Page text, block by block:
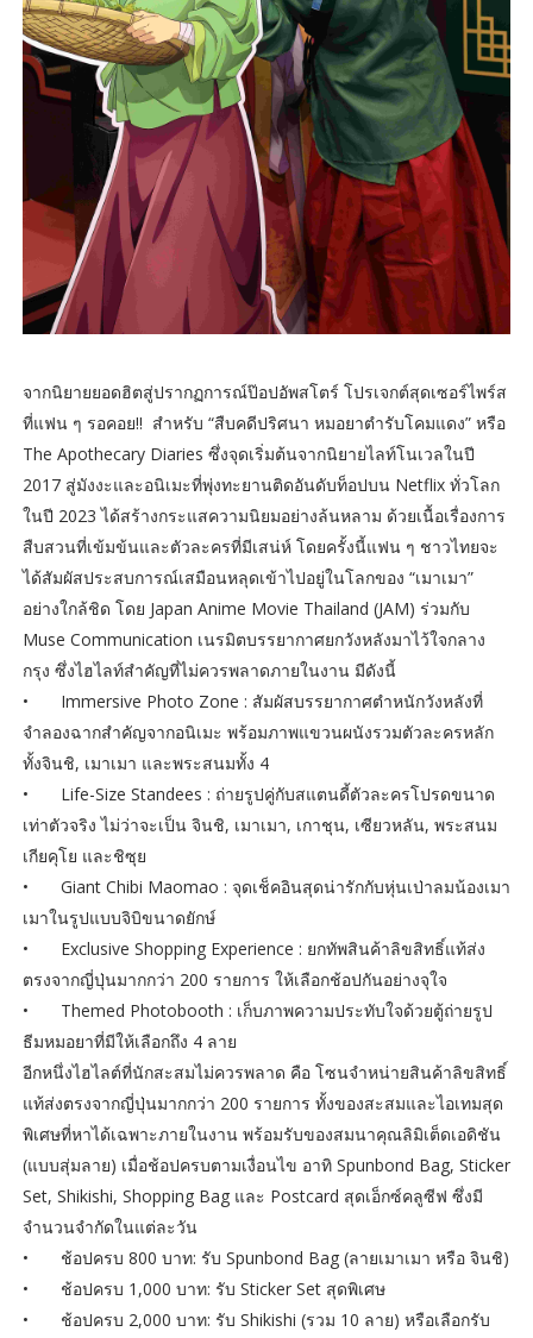
จากนิยายยอดฮิตสู่ปรากฏการณ์ป๊อปอัพสโตร์ โปรเจกต์สุดเซอร์ไพร์ส
ที่แฟน ๆ รอคอย!! สำหรับ “สืบคดีปริศนา หมอยาตำรับโคมแดง” หรือ
The Apothecary Diaries ซึ่งจุดเริ่มต้นจากนิยายไลท์โนเวลในปี
2017 สู่มังงะและอนิเมะที่พุ่งทะยานติดอันดับท็อปบน Netflix ทั่วโลก
ในปี 2023 ได้สร้างกระแสความนิยมอย่างล้นหลาม ด้วยเนื้อเรื่องการ
สืบสวนที่เข้มข้นและตัวละครที่มีเสน่ห์ โดยครั้งนี้แฟน ๆ ชาวไทยจะ
ได้สัมผัสประสบการณ์เสมือนหลุดเข้าไปอยู่ในโลกของ “เมาเมา”
อย่างใกล้ชิด โดย Japan Anime Movie Thailand (JAM) ร่วมกับ
Muse Communication เนรมิตบรรยากาศยกวังหลังมาไว้ใจกลาง
กรุง ซึ่งไฮไลท์สำคัญที่ไม่ควรพลาดภายในงาน มีดังนี้
•
Immersive Photo Zone : สัมผัสบรรยากาศตำหนักวังหลังที่
จำลองฉากสำคัญจากอนิเมะ พร้อมภาพแขวนผนังรวมตัวละครหลัก
ทั้งจินชิ, เมาเมา และพระสนมทั้ง 4
•
Life-Size Standees : ถ่ายรูปคู่กับสแตนดี้ตัวละครโปรดขนาด
เท่าตัวจริง ไม่ว่าจะเป็น จินชิ, เมาเมา, เกาชุน, เซียวหลัน, พระสนม
เกียคุโย และชิซุย
•
Giant Chibi Maomao : จุดเช็คอินสุดน่ารักกับหุ่นเป่าลมน้องเมา
เมาในรูปแบบจิบิขนาดยักษ์
•
Exclusive Shopping Experience : ยกทัพสินค้าลิขสิทธิ์แท้ส่ง
ตรงจากญี่ปุ่นมากกว่า 200 รายการ ให้เลือกช้อปกันอย่างจุใจ
•
Themed Photobooth : เก็บภาพความประทับใจด้วยตู้ถ่ายรูป
ธีมหมอยาที่มีให้เลือกถึง 4 ลาย
อีกหนึ่งไฮไลต์ที่นักสะสมไม่ควรพลาด คือ โซนจำหน่ายสินค้าลิขสิทธิ์
แท้ส่งตรงจากญี่ปุ่นมากกว่า 200 รายการ ทั้งของสะสมและไอเทมสุด
พิเศษที่หาได้เฉพาะภายในงาน พร้อมรับของสมนาคุณลิมิเต็ดเอดิชัน
(แบบสุ่มลาย) เมื่อช้อปครบตามเงื่อนไข อาทิ Spunbond Bag, Sticker
Set, Shikishi, Shopping Bag และ Postcard สุดเอ็กซ์คลูซีฟ ซึ่งมี
จำนวนจำกัดในแต่ละวัน
•
ช้อปครบ 800 บาท: รับ Spunbond Bag (ลายเมาเมา หรือ จินชิ)
•
ช้อปครบ 1,000 บาท: รับ Sticker Set สุดพิเศษ
•
ช้อปครบ 2,000 บาท: รับ Shikishi (รวม 10 ลาย) หรือเลือกรับ